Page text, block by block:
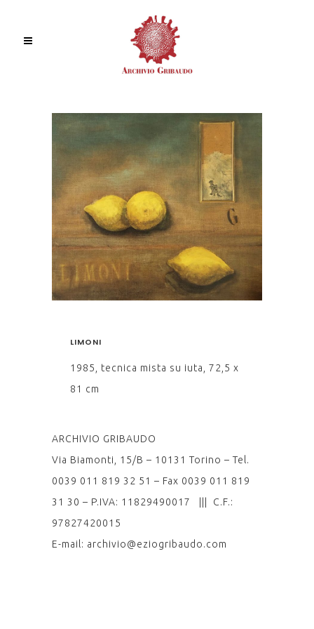
LIMONI
1985, tecnica mista su iuta, 72,5 x
81 cm
ARCHIVIO GRIBAUDO
Via Biamonti, 15/B – 10131 Torino – Tel.
0039 011 819 32 51 – Fax 0039 011 819
31 30 – P.IVA: 11829490017 ||| C.F.:
97827420015
E-mail: archivio@eziogribaudo.com